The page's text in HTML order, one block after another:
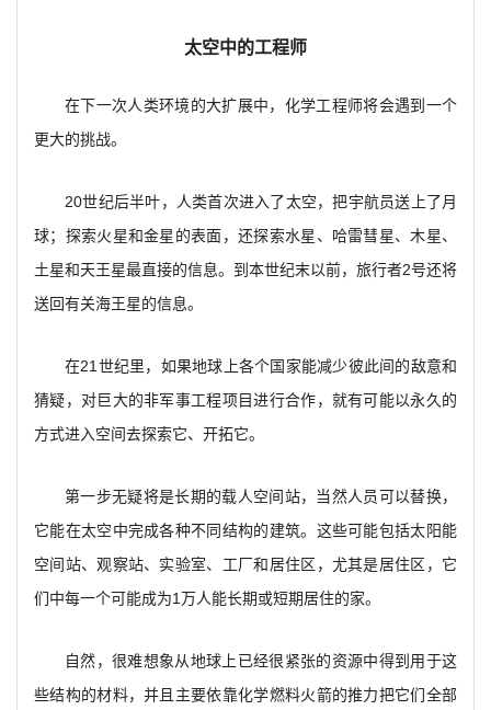
太空中的工程师
在下一次人类环境的大扩展中，化学工程师将会遇到一个
更大的挑战。
20世纪后半叶，人类首次进入了太空，把宇航员送上了月
球；探索火星和金星的表面，还探索水星、哈雷彗星、木星、
土星和天王星最直接的信息。到本世纪末以前，旅行者2号还将
送回有关海王星的信息。
在21世纪里，如果地球上各个国家能减少彼此间的敌意和
猜疑，对巨大的非军事工程项目进行合作，就有可能以永久的
方式进入空间去探索它、开拓它。
第一步无疑将是长期的载人空间站，当然人员可以替换，
它能在太空中完成各种不同结构的建筑。这些可能包括太阳能
空间站、观察站、实验室、工厂和居住区，尤其是居住区，它
们中每一个可能成为1万人能长期或短期居住的家。
自然，很难想象从地球上已经很紧张的资源中得到用于这
些结构的材料，并且主要依靠化学燃料火箭的推力把它们全部